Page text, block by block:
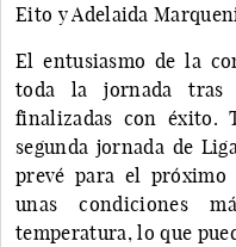
Eito y Adelaida
El entusiasmo de la
toda la jornada tras
finalizadas con éxito.
segunda jornada de
prevé para el próximo
unas condiciones
temperatura, lo que